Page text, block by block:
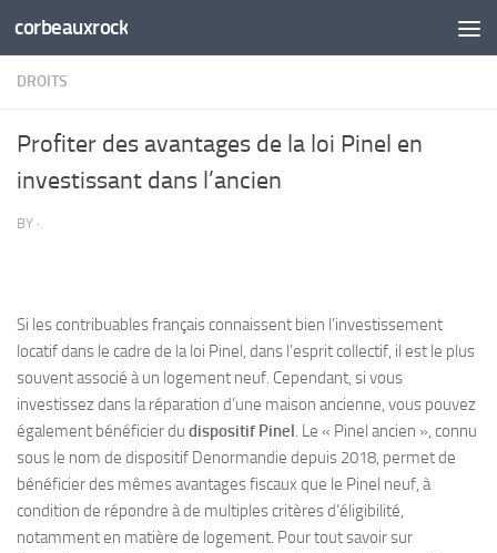
Skip to content
corbeauxrock
DROITS
Profiter des avantages de la loi Pinel en
investissant dans l’ancien
BY ·
Si les contribuables français connaissent bien l’investissement
locatif dans le cadre de la loi Pinel, dans l’esprit collectif, il est le plus
souvent associé à un logement neuf. Cependant, si vous
investissez dans la réparation d’une maison ancienne, vous pouvez
également bénéficier du dispositif Pinel. Le « Pinel ancien », connu
sous le nom de dispositif Denormandie depuis 2018, permet de
bénéficier des mêmes avantages fiscaux que le Pinel neuf, à
condition de répondre à de multiples critères d’éligibilité,
notamment en matière de logement. Pour tout savoir sur